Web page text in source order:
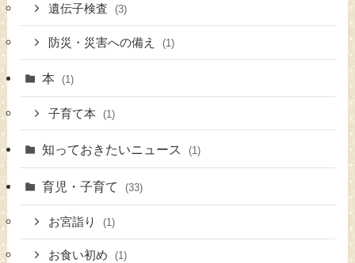
遺伝子検査 (3)
防災・災害への備え (1)
本 (1)
子育て本 (1)
知っておきたいニュース (1)
育児・子育て (33)
お宮詣り (1)
お食い初め (1)